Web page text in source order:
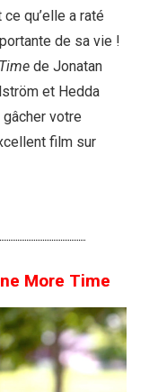
qu’elle a raté
de sa vie !
de Jonatan
et Hedda
votre
film sur
More Time